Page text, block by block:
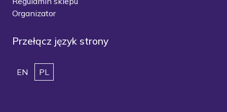
Organizator
Przełącz język strony
EN PL